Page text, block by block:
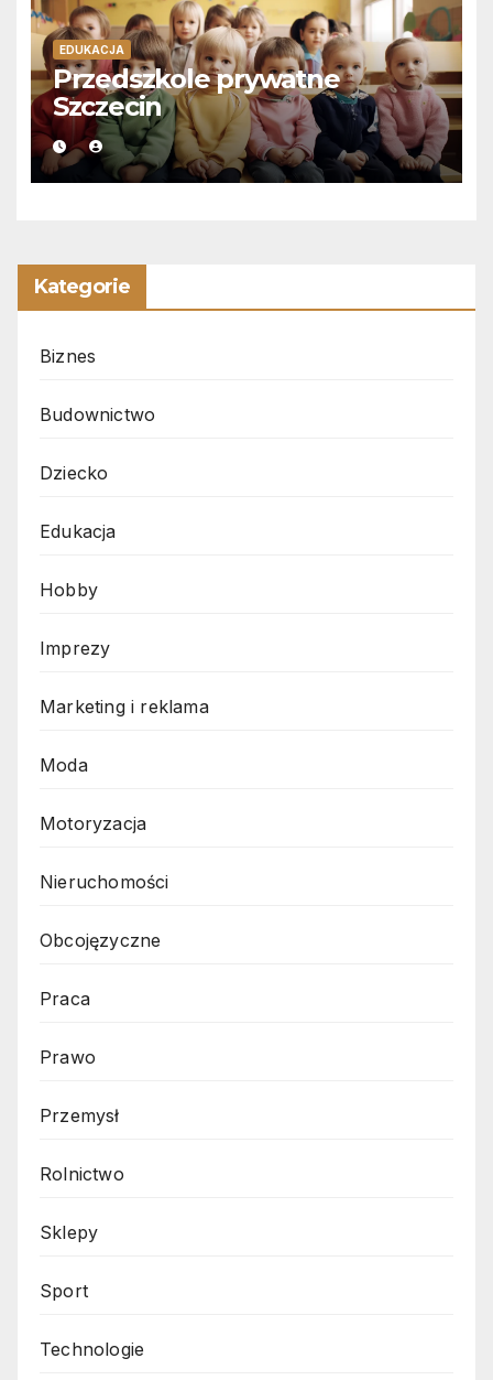
EDUKACJA
Przedszkole prywatne
Szczecin
Kategorie
Biznes
Budownictwo
Dziecko
Edukacja
Hobby
Imprezy
Marketing i reklama
Moda
Motoryzacja
Nieruchomości
Obcojęzyczne
Praca
Prawo
Przemysł
Rolnictwo
Sklepy
Sport
Technologie